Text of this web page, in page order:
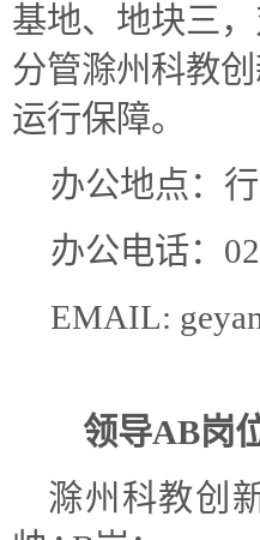
基地、地块三，
分管滁州科教
运行保障。
办公地点：
办公电话：
EMAIL:
领导AB岗
滁州科教创